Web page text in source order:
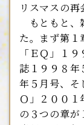
リスマスの再
もともと、
た。まず第１
「ＥＱ」１
誌１９９８年
年５月号、そ
Ｏ」２００
の３つの章